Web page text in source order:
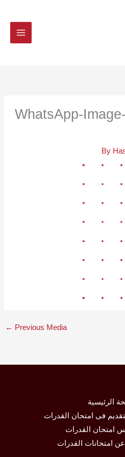
WhatsApp-
By
← Previous Media
الرئيسية
فى امتحان القدرات
امتحان القدرات
امتحانات القدرات